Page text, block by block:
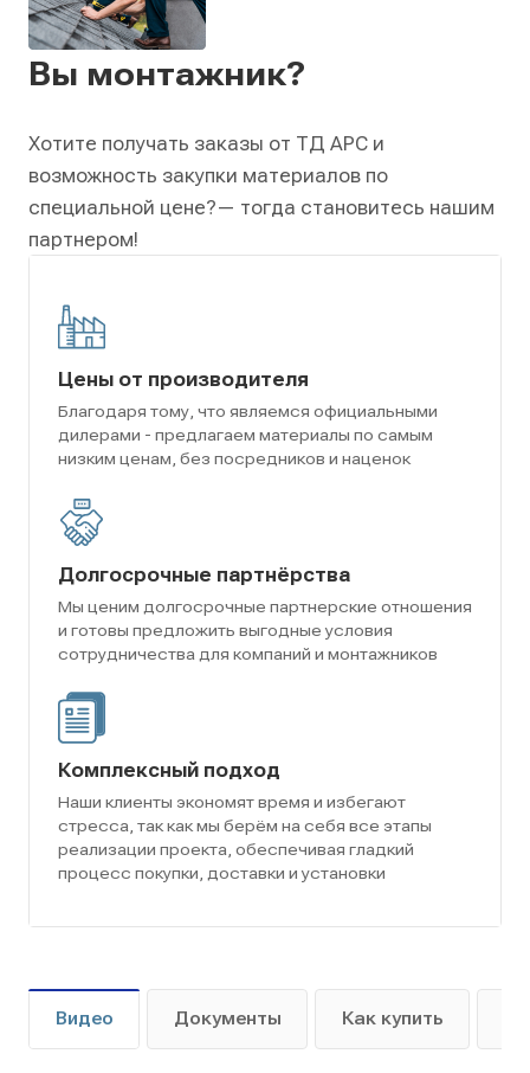
Вы монтажник?
Хотите получать заказы от ТД АРС и
возможность закупки материалов по
специальной цене?— тогда становитесь нашим
партнером!
Цены от производителя
Благодаря тому, что являемся официальными
дилерами - предлагаем материалы по самым
низким ценам, без посредников и наценок
Долгосрочные партнёрства
Мы ценим долгосрочные партнерские отношения
и готовы предложить выгодные условия
сотрудничества для компаний и монтажников
Комплексный подход
Наши клиенты экономят время и избегают
стресса, так как мы берём на себя все этапы
реализации проекта, обеспечивая гладкий
процесс покупки, доставки и установки
Видео Документы Как купить